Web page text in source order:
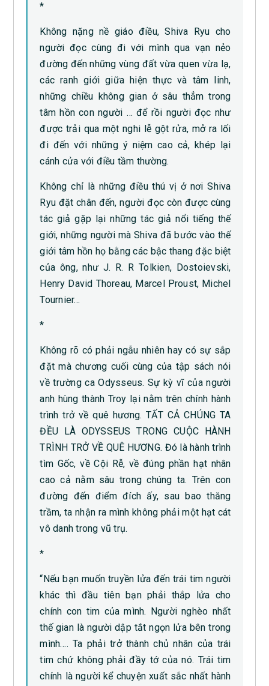
*
Không nặng nề giáo điều, Shiva Ryu cho
người đọc cùng đi với mình qua vạn nẻo
đường đến những vùng đất vừa quen vừa lạ,
các ranh giới giữa hiện thực và tâm linh,
những chiều không gian ở sâu thẳm trong
tâm hồn con người … để rồi người đọc như
được trải qua một nghi lễ gột rửa, mở ra lối
đi đến với những ý niệm cao cả, khép lại
cánh cửa với điều tầm thường.
Không chỉ là những điều thú vị ở nơi Shiva
Ryu đặt chân đến, người đọc còn được cùng
tác giả gặp lại những tác giả nổi tiếng thế
giới, những người mà Shiva đã bước vào thế
giới tâm hồn họ bằng các bậc thang đặc biệt
của ông, như J. R. R Tolkien, Dostoievski,
Henry David Thoreau, Marcel Proust, Michel
Tournier…
*
Không rõ có phải ngẫu nhiên hay có sự sắp
đặt mà chương cuối cùng của tập sách nói
về trường ca Odysseus. Sự kỳ vĩ của người
anh hùng thành Troy lại nằm trên chính hành
trình trở về quê hương. TẤT CẢ CHÚNG TA
ĐỀU LÀ ODYSSEUS TRONG CUỘC HÀNH
TRÌNH TRỞ VỀ QUÊ HƯƠNG. Đó là hành trình
tìm Gốc, về Cội Rễ, về đúng phần hạt nhân
cao cả nằm sâu trong chúng ta. Trên con
đường đến điểm đích ấy, sau bao thăng
trầm, ta nhận ra mình không phải một hạt cát
vô danh trong vũ trụ.
*
“Nếu bạn muốn truyền lửa đến trái tim người
khác thì đầu tiên bạn phải thắp lửa cho
chính con tim của mình. Người nghèo nhất
thế gian là người dập tắt ngọn lửa bên trong
mình…. Ta phải trở thành chủ nhân của trái
tim chứ không phải đầy tớ của nó. Trái tim
chính là người kể chuyện xuất sắc nhất hành